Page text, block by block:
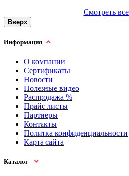
Смотреть все
Вверх
Информация
О компании
Сертификаты
Новости
Полезные видео
Распродажа %
Прайс листы
Партнеры
Контакты
Политка конфиденциальности
Карта сайта
Каталог